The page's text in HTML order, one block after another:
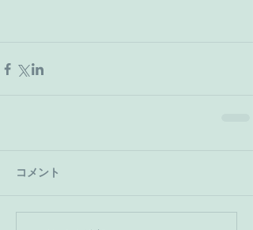
コメント